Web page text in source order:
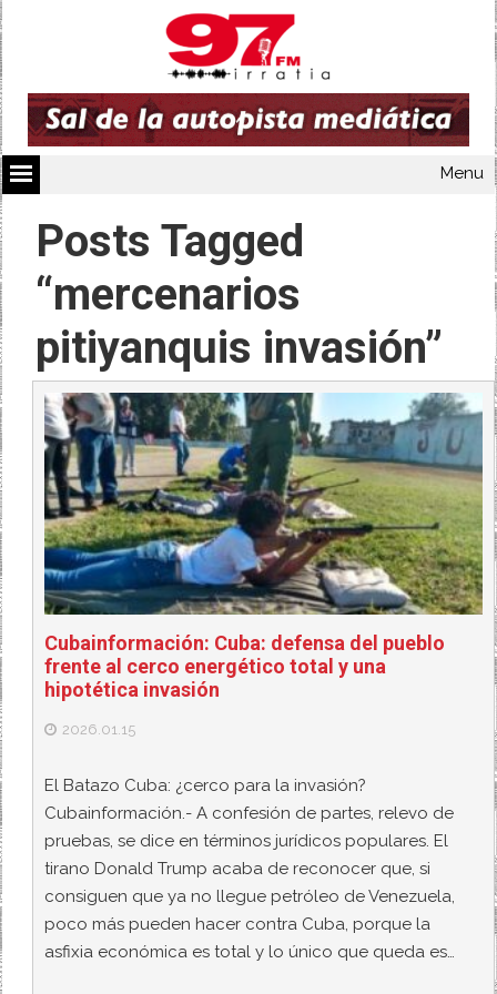
Menu
Posts Tagged
“mercenarios
pitiyanquis invasión”
Cubainformación: Cuba: defensa del pueblo
frente al cerco energético total y una
hipotética invasión
2026.01.15
El Batazo Cuba: ¿cerco para la invasión?
Cubainformación.- A confesión de partes, relevo de
pruebas, se dice en términos jurídicos populares. El
tirano Donald Trump acaba de reconocer que, si
consiguen que ya no llegue petróleo de Venezuela,
poco más pueden hacer contra Cuba, porque la
asfixia económica es total y lo único que queda es…